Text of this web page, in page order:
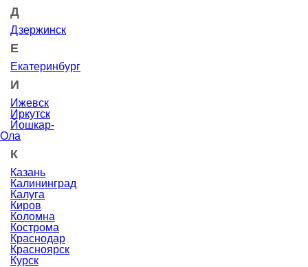
Д
Дзержинск
Е
Екатеринбург
И
Ижевск
Иркутск
Йошкар-
Ола
К
Казань
Калининград
Калуга
Киров
Коломна
Кострома
Краснодар
Красноярск
Курск